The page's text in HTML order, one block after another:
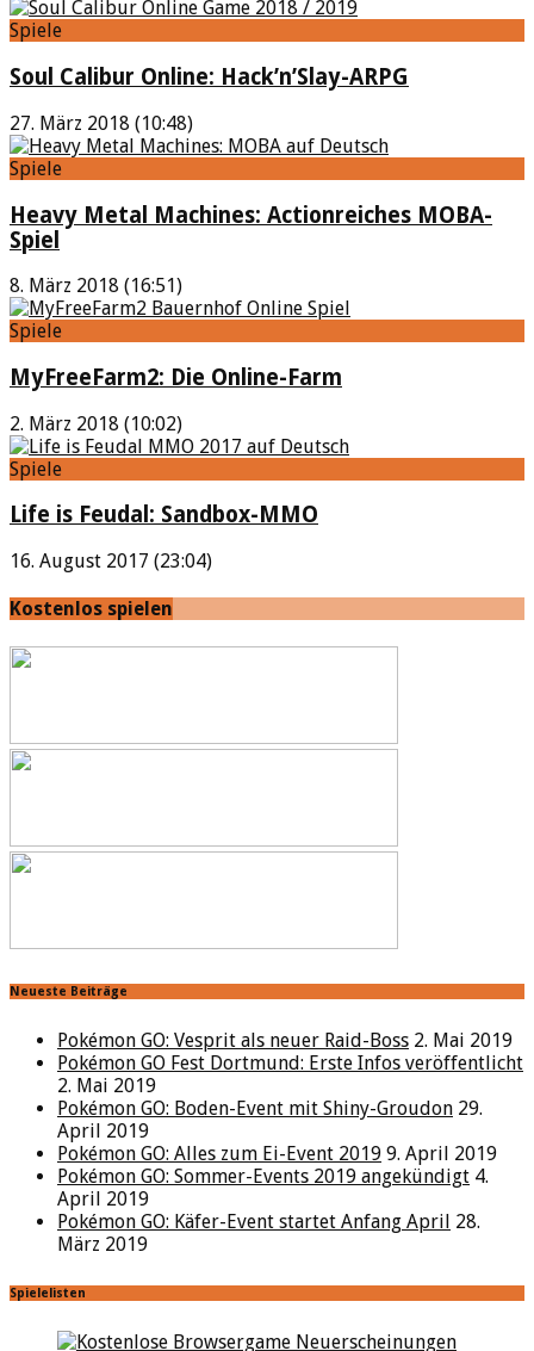
Spiele
Soul Calibur Online: Hack’n’Slay-ARPG
27. März 2018 (10:48)
Spiele
Heavy Metal Machines: Actionreiches MOBA-
Spiel
8. März 2018 (16:51)
Spiele
MyFreeFarm2: Die Online-Farm
2. März 2018 (10:02)
Spiele
Life is Feudal: Sandbox-MMO
16. August 2017 (23:04)
Kostenlos spielen
Neueste Beiträge
Pokémon GO: Vesprit als neuer Raid-Boss 2. Mai 2019
Pokémon GO Fest Dortmund: Erste Infos veröffentlicht
2. Mai 2019
Pokémon GO: Boden-Event mit Shiny-Groudon 29.
April 2019
Pokémon GO: Alles zum Ei-Event 2019 9. April 2019
Pokémon GO: Sommer-Events 2019 angekündigt 4.
April 2019
Pokémon GO: Käfer-Event startet Anfang April 28.
März 2019
Spielelisten